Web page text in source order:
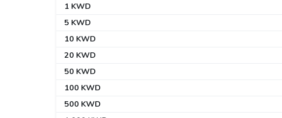
1 KWD
5 KWD
10 KWD
20 KWD
50 KWD
100 KWD
500 KWD